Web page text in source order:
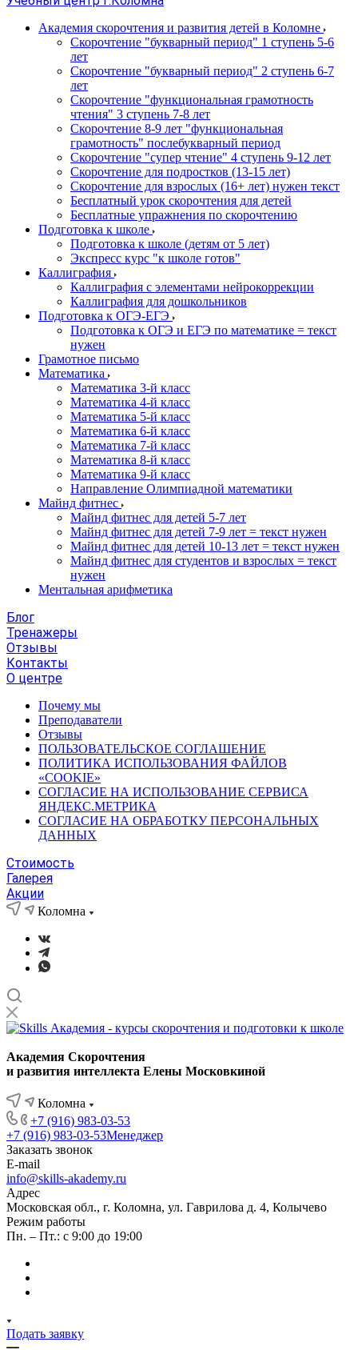
Академия скорочтения и развития детей в Коломне
Скорочтение "букварный период" 1 ступень 5-6
лет
Cкорочтение "букварный период" 2 ступень 6-7
лет
Скорочтение "функциональная грамотность
чтения" 3 ступень 7-8 лет
Скорочтение 8-9 лет "функциональная
грамотность" послебукварный период
Скорочтение "супер чтение" 4 ступень 9-12 лет
Скорочтение для подростков (13-15 лет)
Cкорочтение для взрослых (16+ лет) нужен текст
Бесплатный урок скорочтения для детей
Бесплатные упражнения по скорочтению
Подготовка к школе
Подготовка к школе (детям от 5 лет)
Экспресс курс "к школе готов"
Каллиграфия
Каллиграфия с элементами нейрокоррекции
Каллиграфия для дошкольников
Подготовка к ОГЭ-ЕГЭ
Подготовка к ОГЭ и ЕГЭ по математике = текст
нужен
Грамотное письмо
Математика
Математика 3-й класс
Математика 4-й класс
Математика 5-й класс
Математика 6-й класс
Математика 7-й класс
Математика 8-й класс
Математика 9-й класс
Направление Олимпиадной математики
Майнд фитнес
Майнд фитнес для детей 5-7 лет
Майнд фитнес для детей 7-9 лет = текст нужен
Майнд фитнес для детей 10-13 лет = текст нужен
Майнд фитнес для студентов и взрослых = текст
нужен
Ментальная арифметика
Блог
Тренажеры
Отзывы
Контакты
О центре
Почему мы
Преподаватели
Отзывы
ПОЛЬЗОВАТЕЛЬСКОЕ СОГЛАШЕНИЕ
ПОЛИТИКА ИСПОЛЬЗОВАНИЯ ФАЙЛОВ
«COOKIE»
СОГЛАСИЕ НА ИСПОЛЬЗОВАНИЕ СЕРВИСА
ЯНДЕКС.МЕТРИКА
СОГЛАСИЕ НА ОБРАБОТКУ ПЕРСОНАЛЬНЫХ
ДАННЫХ
Стоимость
Галерея
Акции
Коломна
Академия Скорочтения
и развития интеллекта Елены Московкиной
Коломна
+7 (916) 983-03-53
+7 (916) 983-03-53Менеджер
Заказать звонок
E-mail
info@skills-akademy.ru
Адрес
Московская обл., г. Коломна, ул. Гаврилова д. 4, Колычево
Режим работы
Пн. – Пт.: с 9:00 до 19:00
Подать заявку